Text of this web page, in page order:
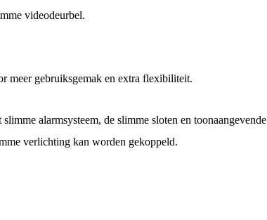
videodeurbel.
meer gebruiksgemak en extra flexibiliteit.
alarmsysteem, de slimme sloten en toonaangevende
verlichting kan worden gekoppeld.